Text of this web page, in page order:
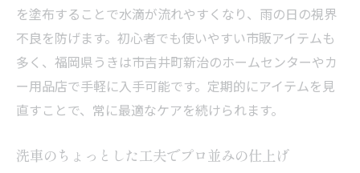
を塗布することで水滴が流れやすくなり、雨の日の視界
不良を防げます。初心者でも使いやすい市販アイテムも
多く、福岡県うきは市吉井町新治のホームセンターやカ
ー用品店で手軽に入手可能です。定期的にアイテムを見
直すことで、常に最適なケアを続けられます。
洗車のちょっとした工夫でプロ並みの仕上げ